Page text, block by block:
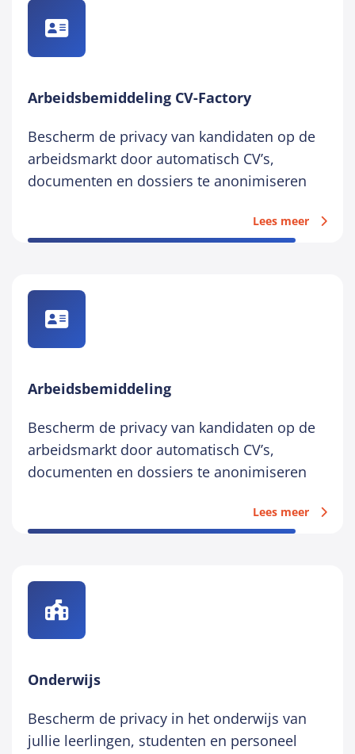
Arbeidsbemiddeling CV-Factory
Bescherm de privacy van kandidaten op de
arbeidsmarkt door automatisch CV’s,
documenten en dossiers te anonimiseren
Lees meer
Arbeidsbemiddeling
Bescherm de privacy van kandidaten op de
arbeidsmarkt door automatisch CV’s,
documenten en dossiers te anonimiseren
Lees meer
Onderwijs
Bescherm de privacy in het onderwijs van
jullie leerlingen, studenten en personeel